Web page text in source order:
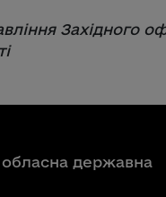
Західного
обласна державна